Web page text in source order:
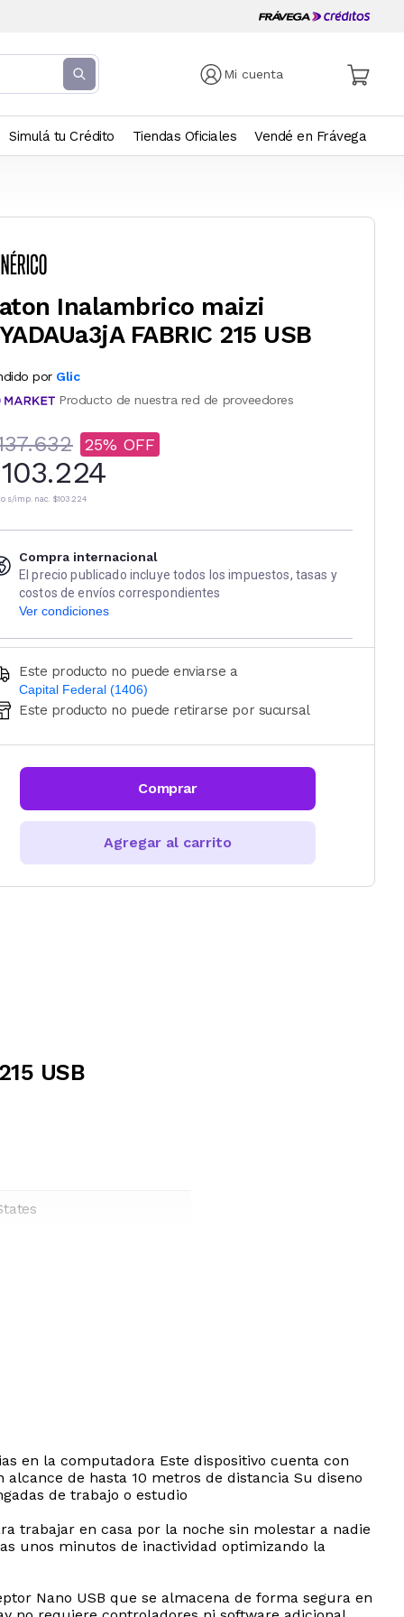
Mi cuenta
Simulá tu Crédito Tiendas Oficiales Vendé en Frávega
Inalambrico maizi
FABRIC 215 USB
por Glic
Producto de nuestra red de proveedores
25
s/imp. nac. $103.224
Compra internacional
El precio publicado incluye todos los impuestos, tasas y
costos de envíos correspondientes
Ver condiciones
Este producto no puede enviarse a
Capital Federal (1406)
Ingresá código postal (sólo números)
CALCULAR
Este producto no puede retirarse por sucursal
Comprar
Agregar al carrito
USB
en la computadora Este dispositivo cuenta con
de hasta 10 metros de distancia Su diseno
de trabajo o estudio
trabajar en casa por la noche sin molestar a nadie
unos minutos de inactividad optimizando la
Nano USB que se almacena de forma segura en